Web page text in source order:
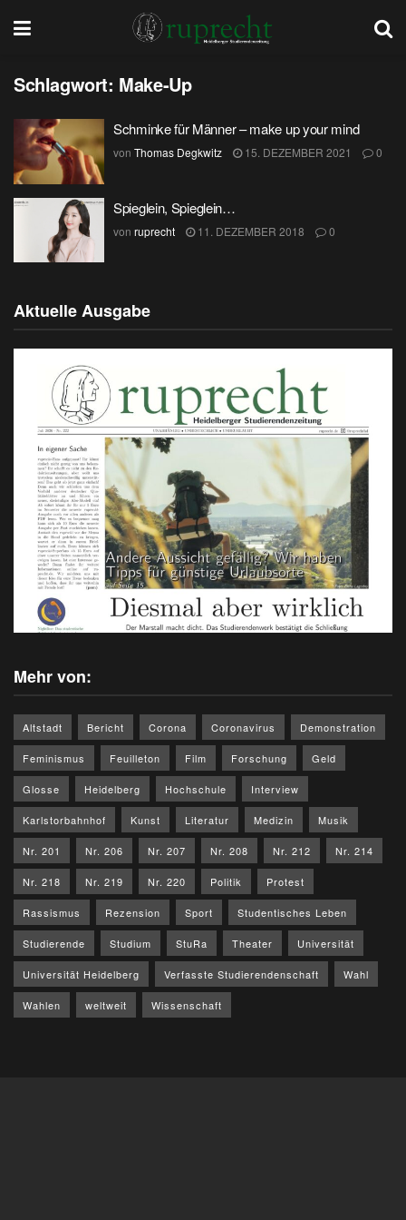
Schlagwort: Make-Up
Schminke für Männer – make up your mind
von Thomas Degkwitz 15. DEZEMBER 2021 0
Spieglein, Spieglein…
von ruprecht 11. DEZEMBER 2018 0
Aktuelle Ausgabe
Mehr von:
Altstadt Bericht Corona Coronavirus Demonstration
Feminismus Feuilleton Film Forschung Geld
Glosse Heidelberg Hochschule Interview
Karlstorbahnhof Kunst Literatur Medizin Musik
Nr. 201 Nr. 206 Nr. 207 Nr. 208 Nr. 212 Nr. 214
Nr. 218 Nr. 219 Nr. 220 Politik Protest
Rassismus Rezension Sport Studentisches Leben
Studierende Studium StuRa Theater Universität
Universität Heidelberg Verfasste Studierendenschaft Wahl
Wahlen weltweit Wissenschaft